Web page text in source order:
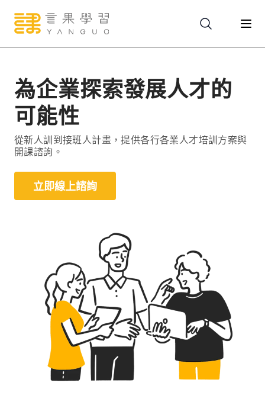
關於
服務
課程
報名
為企業探索發展人才的
可能性
從新人訓到接班人計畫，提供各行各業人才培訓方案與
開課諮詢。
立即線上諮詢